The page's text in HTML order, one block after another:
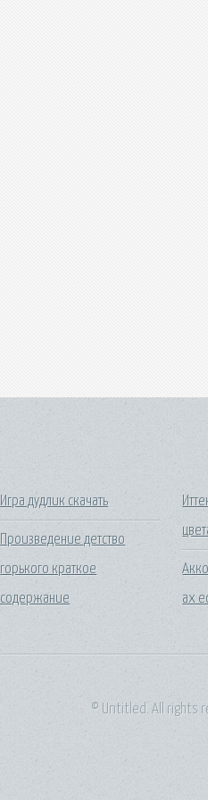
Игра дудлик скачать
Произведение детство
горького краткое
содержание
ах
© Untitled. All rights